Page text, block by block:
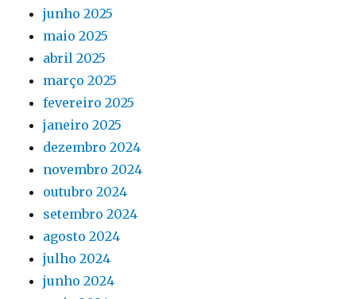
junho 2025
maio 2025
abril 2025
março 2025
fevereiro 2025
janeiro 2025
dezembro 2024
novembro 2024
outubro 2024
setembro 2024
agosto 2024
julho 2024
junho 2024